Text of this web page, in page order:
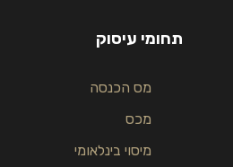
תחומי עיסוק
מס הכנסה
מכס
מיסוי בינלאומי